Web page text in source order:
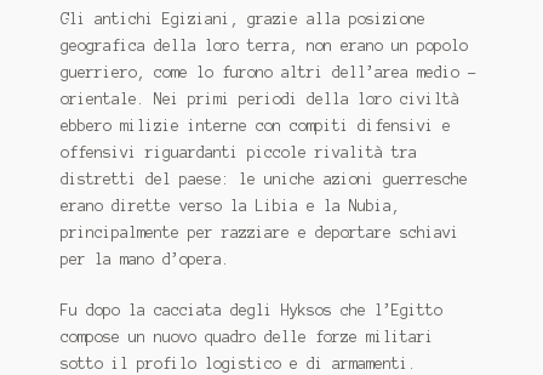
Gli antichi Egiziani, grazie alla posizione
geografica della loro terra, non erano un popolo
guerriero, come lo furono altri dell’area medio -
orientale. Nei primi periodi della loro civiltà
ebbero milizie interne con compiti difensivi e
offensivi riguardanti piccole rivalità tra
distretti del paese: le uniche azioni guerresche
erano dirette verso la Libia e la Nubia,
principalmente per razziare e deportare schiavi
per la mano d’opera.
Fu dopo la cacciata degli Hyksos che l’Egitto
compose un nuovo quadro delle forze militari
sotto il profilo logistico e di armamenti.